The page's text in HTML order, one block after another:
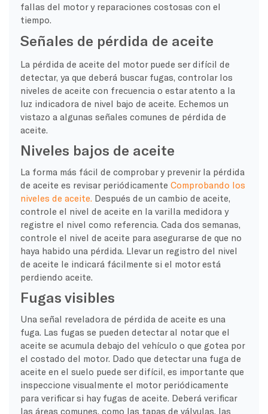
fallas del motor y reparaciones costosas con el
tiempo.
Señales de pérdida de aceite
La pérdida de aceite del motor puede ser difícil de
detectar, ya que deberá buscar fugas, controlar los
niveles de aceite con frecuencia o estar atento a la
luz indicadora de nivel bajo de aceite. Echemos un
vistazo a algunas señales comunes de pérdida de
aceite.
Niveles bajos de aceite
La forma más fácil de comprobar y prevenir la pérdida
de aceite es revisar periódicamente Comprobando los
niveles de aceite. Después de un cambio de aceite,
controle el nivel de aceite en la varilla medidora y
registre el nivel como referencia. Cada dos semanas,
controle el nivel de aceite para asegurarse de que no
haya habido una pérdida. Llevar un registro del nivel
de aceite le indicará fácilmente si el motor está
perdiendo aceite.
Fugas visibles
Una señal reveladora de pérdida de aceite es una
fuga. Las fugas se pueden detectar al notar que el
aceite se acumula debajo del vehículo o que gotea por
el costado del motor. Dado que detectar una fuga de
aceite en el suelo puede ser difícil, es importante que
inspeccione visualmente el motor periódicamente
para verificar si hay fugas de aceite. Deberá verificar
las áreas comunes, como las tapas de válvulas, las